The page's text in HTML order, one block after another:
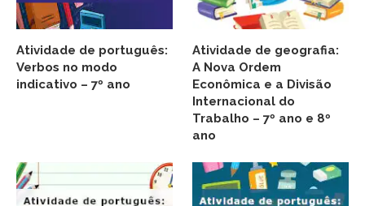
Atividade de português:
Verbos no modo
indicativo – 7º ano
Atividade de geografia:
A Nova Ordem
Econômica e a Divisão
Internacional do
Trabalho – 7º ano e 8º
ano